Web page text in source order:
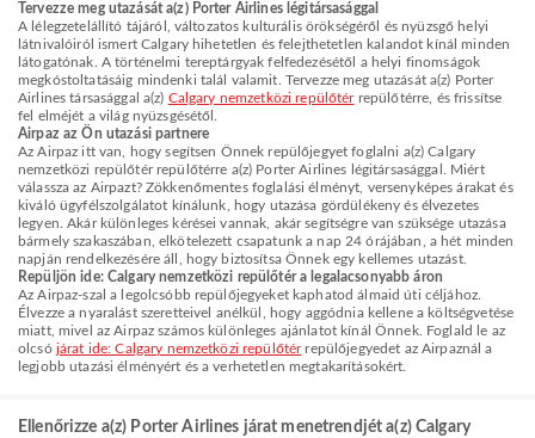
Tervezze meg utazását a(z) Porter Airlines légitársasággal
A lélegzetelállító tájáról, változatos kulturális örökségéről és nyüzsgő helyi
látnivalóiról ismert Calgary hihetetlen és felejthetetlen kalandot kínál minden
látogatónak. A történelmi tereptárgyak felfedezésétől a helyi finomságok
megkóstoltatásáig mindenki talál valamit. Tervezze meg utazását a(z) Porter
Airlines társasággal a(z) Calgary nemzetközi repülőtérrepülőtérre, és frissítse
fel elméjét a világ nyüzsgésétől.
Airpaz az Ön utazási partnere
Az Airpaz itt van, hogy segítsen Önnek repülőjegyet foglalni a(z) Calgary
nemzetközi repülőtér repülőtérre a(z) Porter Airlines légitársasággal. Miért
válassza az Airpazt? Zökkenőmentes foglalási élményt, versenyképes árakat és
kiváló ügyfélszolgálatot kínálunk, hogy utazása gördülékeny és élvezetes
legyen. Akár különleges kérései vannak, akár segítségre van szüksége utazása
bármely szakaszában, elkötelezett csapatunk a nap 24 órájában, a hét minden
napján rendelkezésére áll, hogy biztosítsa Önnek egy kellemes utazást.
Repüljön ide: Calgary nemzetközi repülőtér a legalacsonyabb áron
Az Airpaz-szal a legolcsóbb repülőjegyeket kaphatod álmaid úti céljához.
Élvezze a nyaralást szeretteivel anélkül, hogy aggódnia kellene a költségvetése
miatt, mivel az Airpaz számos különleges ajánlatot kínál Önnek. Foglald le az
olcsó járat ide: Calgary nemzetközi repülőtérrepülőjegyedet az Airpaznál a
legjobb utazási élményért és a verhetetlen megtakarításokért.
Ellenőrizze a(z) Porter Airlines járat menetrendjét a(z) Calgary